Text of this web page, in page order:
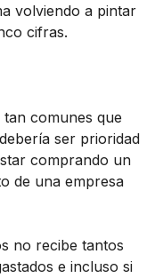
volviendo a pintar
cifras.
comunes que
debería ser prioridad
comprando un
de una empresa
no recibe tantos
e incluso si